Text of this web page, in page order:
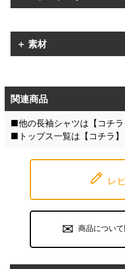
＋ 素材
関連商品
■他の長袖シャツは【 コチラ
■トップス一覧は【 コチラ 】
レ
商品につい